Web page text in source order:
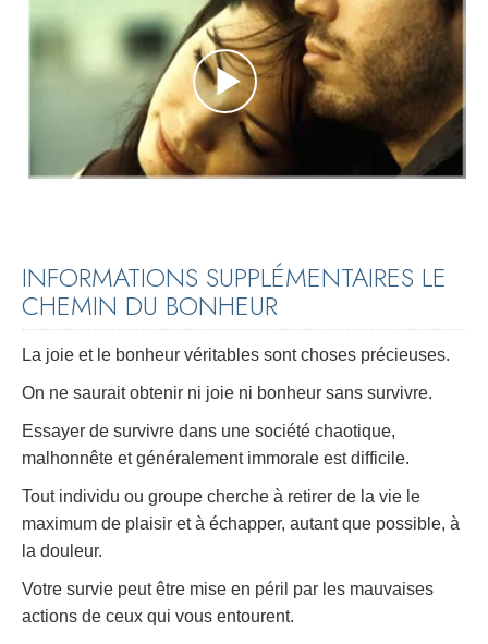
INFORMATIONS SUPPLÉMENTAIRES LE
CHEMIN DU BONHEUR
La joie et le bonheur véritables sont choses précieuses.
On ne saurait obtenir ni joie ni bonheur sans survivre.
Essayer de survivre dans une société chaotique,
malhonnête et généralement immorale est difficile.
Tout individu ou groupe cherche à retirer de la vie le
maximum de plaisir et à échapper, autant que possible, à
la douleur.
Votre survie peut être mise en péril par les mauvaises
actions de ceux qui vous entourent.